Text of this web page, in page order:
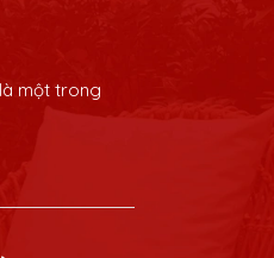
một trong